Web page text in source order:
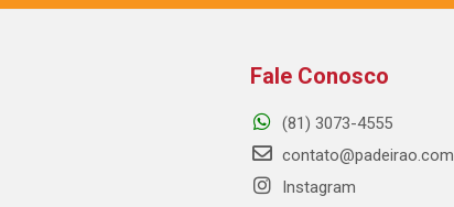
Fale Conosco
(81) 3073-4555
contato@padeirao.com
Instagram